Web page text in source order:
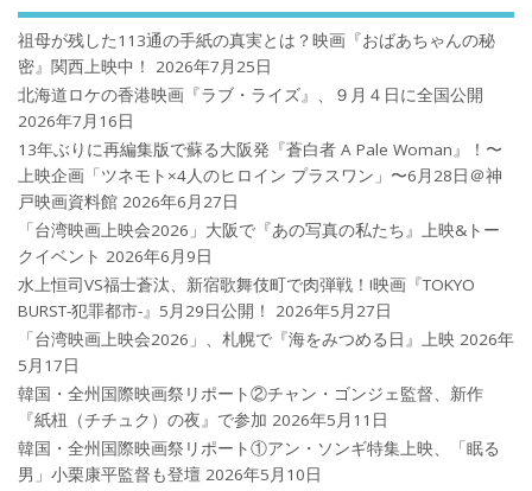
祖母が残した113通の手紙の真実とは？映画『おばあちゃんの秘
密』関西上映中！
2026年7月25日
北海道ロケの香港映画『ラブ・ライズ』、９月４日に全国公開
2026年7月16日
13年ぶりに再編集版で蘇る大阪発『蒼白者 A Pale Woman』！〜
上映企画「ツネモト×4人のヒロイン プラスワン」〜6月28日＠神
戸映画資料館 2026年6月27日
「台湾映画上映会2026」大阪で『あの写真の私たち』上映&トー
クイベント 2026年6月9日
水上恒司VS福士蒼汰、新宿歌舞伎町で肉弾戦！!映画『TOKYO
BURST-犯罪都市-』5月29日公開！
2026年5月27日
「台湾映画上映会2026」、札幌で『海をみつめる日』上映 2026年
5月17日
韓国・全州国際映画祭リポート②チャン・ゴンジェ監督、新作
『紙杻（チチュク）の夜』で参加 2026年5月11日
韓国・全州国際映画祭リポート①アン・ソンギ特集上映、「眠る
男」小栗康平監督も登壇 2026年5月10日